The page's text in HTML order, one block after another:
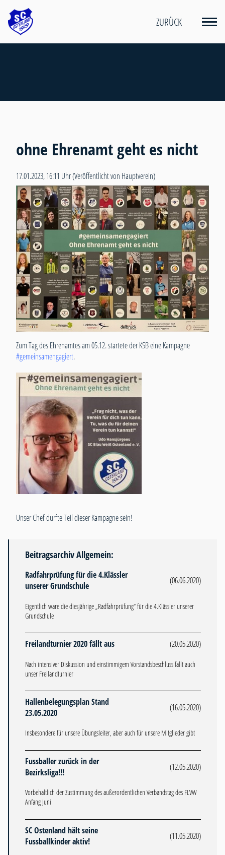
ZURÜCK
ohne Ehrenamt geht es nicht
17.01.2023, 16:11 Uhr(Veröffentlicht von Hauptverein)
Zum Tag des Ehrenamtes am 05.12. startete der KSB eine Kampagne
#gemeinsamengagiert.
Unser Chef durfte Teil dieser Kampagne sein!
Beitragsarchiv Allgemein:
Radfahrprüfung für die 4.Klässler
unserer Grundschule
(06.06.2020)
Eigentlich wäre die diesjährige „Radfahrprüfung“ für die 4.Klässler unserer
Grundschule
Freilandturnier 2020 fällt aus (20.05.2020)
Nach intensiver Diskussion und einstimmigem Vorstandsbeschluss fällt auch
unser Freilandturnier
Hallenbelegungsplan Stand
23.05.2020
(16.05.2020)
Insbesondere für unsere Übungsleiter, aber auch für unsere Mitglieder gibt
Fussballer zurück in der
Bezirksliga!!!
(12.05.2020)
Vorbehaltlich der Zustimmung des außerordentlichen Verbandstag des FLVW
Anfang Juni
SC Ostenland hält seine
Fussballkinder aktiv!
(11.05.2020)